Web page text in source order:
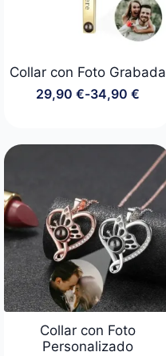
Collar con Foto Grabada
29,90 €-34,90 €
Rango
desde
34,90 €
Collar con Foto
Personalizado